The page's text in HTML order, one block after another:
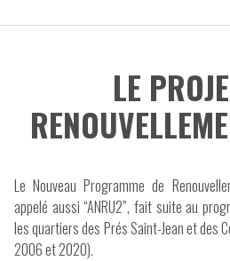
LE
Le Nouveau Programme de
appelé aussi “ANRU2”, fait suite au
les quartiers des Prés Saint-Jean et des
2006 et 2020).